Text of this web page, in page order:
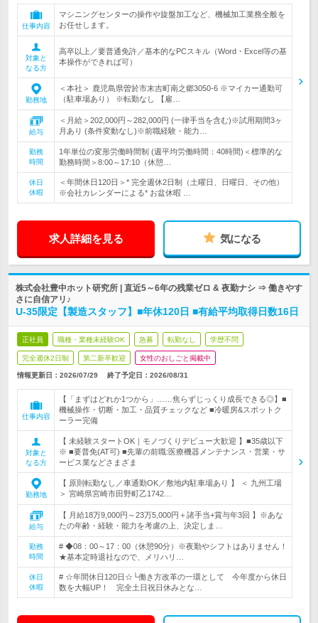
仕事内容
マシニングセンターの操作や旋盤加工など、機械加工業務全般を
お任せします。
対象と
なる方
高卒以上／要普通免許／基本的なPCスキル（Word・Excel等の基
本操作ができれば可）
勤務地
＜本社＞ 鹿児島県曽於市末吉町南之郷3050-6 ※マイカー通勤可
（駐車場あり） ※転勤なし 【雇…
給与
＜月給＞202,000円～282,000円 (一律手当を含む)※試用期間3ヶ
月あり (条件変動なし)※前職経験・能力…
勤務
時間
1年単位の変形労働時間制 (週平均労働時間：40時間)＜標準的な
勤務時間＞8:00～17:10（休憩…
休日
休暇
＜年間休日120日＞* 完全週休2日制（土曜日、日曜日、その他）
※会社カレンダーによる* お盆休暇 …
求人詳細を見る 気になる
株式会社豊中ホット研究所 | 直近5～6年の残業ゼロ & 夜勤ナシ ⇒ 働きやす
さに自信アリ♪
U‐35限定【製造スタッフ】■年休120日 ■有給平均取得日数16日
正社員 職種・業種未経験OK 急募 転勤なし 学歴不問
完全週休2日制 第二新卒歓迎 女性のおしごと掲載中
情報更新日：2026/07/29 終了予定日： 2026/08/31
仕事内容
【「まずはどれか1つから」……焦らずじっくり成長できる◎】■
機械操作・切断・加工・品質チェックなど ■冷暖房&スポットク
ーラー完備
対象と
なる方
【 未経験スタートOK｜モノづくりデビュー大歓迎 】■35歳以下
※ ■要普免(AT可) ■先輩の前職:医療機器メンテナンス・営業・サ
ービス業などさまざま
勤務地
【 原則転勤なし／車通勤OK／敷地内駐車場あり 】 ＜ 九州工場
＞ 宮崎県宮崎市田野町乙1742…
給与
【 月給18万9,000円～23万5,000円＋諸手当+賞与年3回 】※あな
たの年齢・経験・能力を考慮の上、決定しま…
勤務
時間
# ◆08：00～17：00（休憩90分）※夜勤やシフトはありません！
★基本定時退社なので、メリハリ…
休日
休暇
# ☆年間休日120日☆└働き方改革の一環として 今年度から休日
数を大幅UP！ 完全土日祝日休みとな…